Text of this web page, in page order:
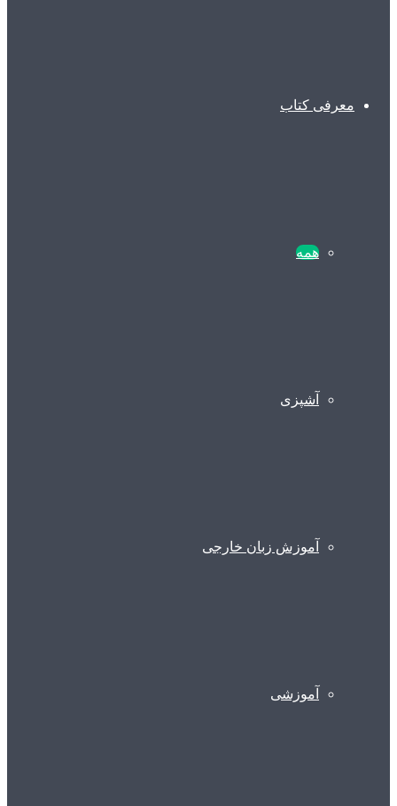
معرفی کتاب
همه
آشپزی
آموزش زبان خارجی
آموزشی